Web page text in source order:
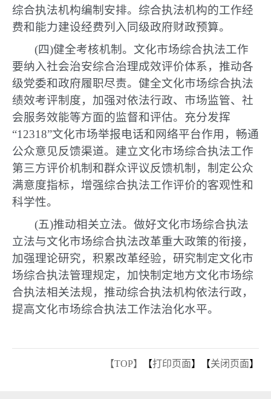
综合执法机构编制安排。综合执法机构的工作经
费和能力建设经费列入同级政府财政预算。
(四)健全考核机制。文化市场综合执法工作
要纳入社会治安综合治理成效评价体系，推动各
级党委和政府履职尽责。健全文化市场综合执法
绩效考评制度，加强对依法行政、市场监管、社
会服务效能等方面的监督和评估。充分发挥
“12318”文化市场举报电话和网络平台作用，畅通
公众意见反馈渠道。建立文化市场综合执法工作
第三方评价机制和群众评议反馈机制，制定公众
满意度指标，增强综合执法工作评价的客观性和
科学性。
(五)推动相关立法。做好文化市场综合执法
立法与文化市场综合执法改革重大政策的衔接，
加强理论研究，积累改革经验，研究制定文化市
场综合执法管理规定，加快制定地方文化市场综
合执法相关法规，推动综合执法机构依法行政，
提高文化市场综合执法工作法治化水平。
【TOP】 【打印页面】【关闭页面】